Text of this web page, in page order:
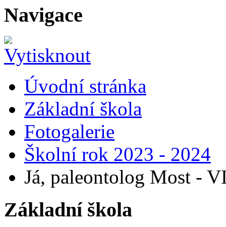
Navigace
Úvodní stránka
Základní škola
Fotogalerie
Školní rok 2023 - 2024
Já, paleontolog Most -
Základní škola